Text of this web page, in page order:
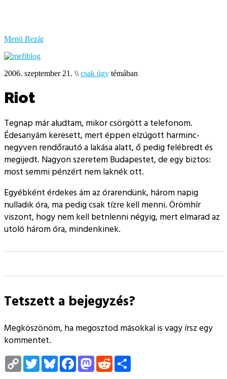
Menü Bezár
2006. szeptember 21. \\ csak úgy témában
Riot
Tegnap már aludtam, mikor csörgött a telefonom.
Édesanyám keresett, mert éppen elzúgott harminc-
negyven rendőrautó a lakása alatt, ő pedig felébredt és
megijedt. Nagyon szeretem Budapestet, de egy biztos:
most semmi pénzért nem laknék ott.
Egyébként érdekes ám az órarendünk, három napig
nulladik óra, ma pedig csak tízre kell menni. Örömhír
viszont, hogy nem kell betnlenni négyig, mert elmarad az
utoló három óra, mindenkinek.
Tetszett a bejegyzés?
Megköszönöm, ha megosztod másokkal is vagy írsz egy
kommentet.
Copy
Link
TwitterBlueskyFacebookMastodon
Reddit